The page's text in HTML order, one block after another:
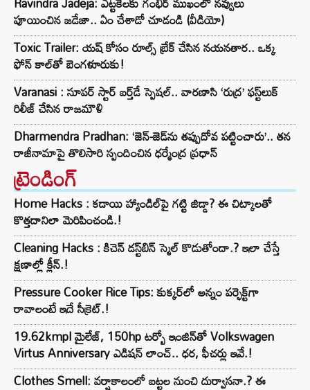
పూయించిన జడేజా.. ఏం చేశాడో చూడండి (వీడియో)
Toxic Trailer: యష్ కోసం రూల్స్ బ్రేక్ చేసిన నయనతార.. ఒక్క
ఫోన్ కాల్‌తో బెంగళూరుకు!
Varanasi : సూపర్ స్టార్ బర్త్‌డే స్పెషల్.. వారణాసి ‘రుద్ర’ ఫస్ట్‌లుక్‌
రిలీజ్ చేసిన రాజమౌళి
Dharmendra Pradhan: ‘జెన్-జెడ్‌ను తప్పుదోవ పట్టించారు’.. తన
రాజీనామాపై తొలిసారి స్పందించిన ధర్మేంద్ర ప్రధాన్
ట్రెండింగ్‌
Home Hacks : కడాయి హ్యాండిల్‌పై గట్టి జిడ్డా? ఈ చిట్కాలతో
కొత్తదానిలా మెరిపించండి.!
Cleaning Hacks : కిచెన్ డస్ట్‌బిన్ స్మెల్ కొడుతోందా.? ఇలా చేస్తే
క్షణాల్లో క్లీన్.!
Pressure Cooker Rice Tips: కుక్కర్‌లో అన్నం పర్ఫెక్ట్‌గా
రావాలంటే ఇదే సీక్రెట్.!
19.62kmpl మైలేజ్, 150hp టర్బో ఇంజిన్‌తో Volkswagen
Virtus Anniversary ఎడిషన్ లాంచ్.. ధర, ఫీచర్లు ఇవే.!
Clothes Smell: వర్షాకాలంలో బట్టల నుంచి దుర్వాసనా.? ఈ